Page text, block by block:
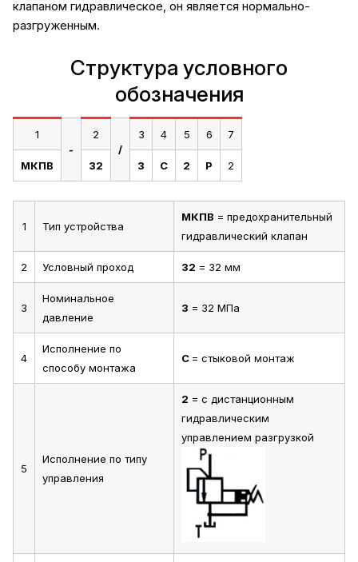
клапаном гидравлическое, он является нормально-
разгруженным.
Структура условного
обозначения
1
-
2
/
3 4 5 6 7
МКПВ 32 3 С 2 Р 2
1 Тип устройства
МКПВ = предохранительный
гидравлический клапан
2 Условный проход 32 = 32 мм
3
Номинальное
давление
3 = 32 МПа
4
Исполнение по
способу монтажа
С = стыковой монтаж
5
Исполнение по типу
управления
2 = с дистанционным
гидравлическим
управлением разгрузкой